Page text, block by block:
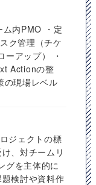
ム内PMO ・定
ク管理（チケ
ーアップ） ・
Actionの整
の現場レベル
ジェクトの標
、対チームリ
グを主体的に
検討や資料作